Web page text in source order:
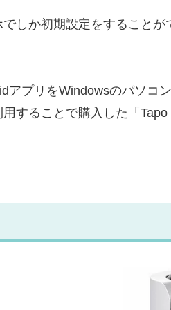
しか初期設定をすることが
アプリをWindowsのパソコ
することで購入した「